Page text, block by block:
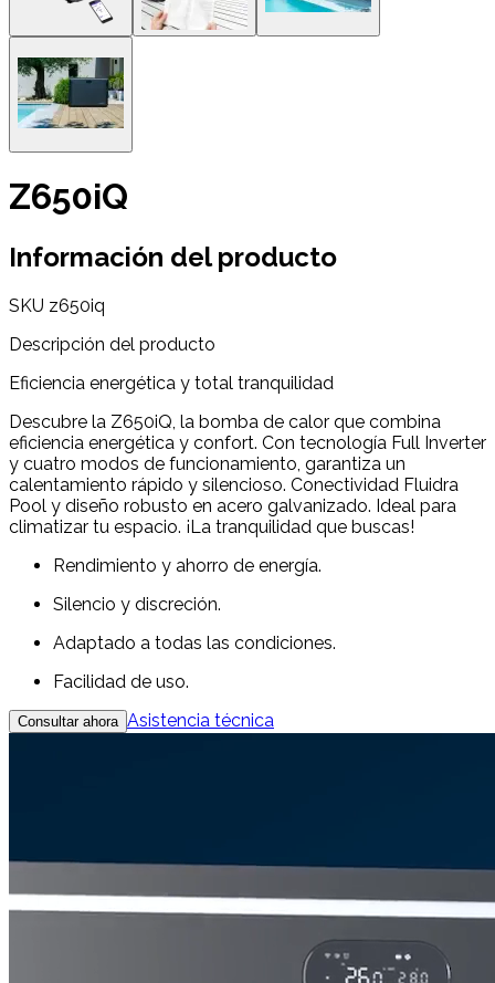
Z650iQ
Información del producto
SKU z650iq
Descripción del producto
Eficiencia energética y total tranquilidad
Descubre la Z650iQ, la bomba de calor que combina
eficiencia energética y confort. Con tecnología Full Inverter
y cuatro modos de funcionamiento, garantiza un
calentamiento rápido y silencioso. Conectividad Fluidra
Pool y diseño robusto en acero galvanizado. Ideal para
climatizar tu espacio. ¡La tranquilidad que buscas!
Rendimiento y ahorro de energía.
Silencio y discreción.
Adaptado a todas las condiciones.
Facilidad de uso.
Consultar ahora Asistencia técnica